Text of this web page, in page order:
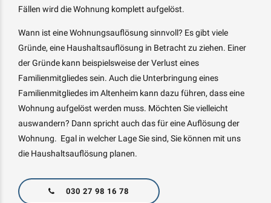
Fällen wird die Wohnung komplett aufgelöst.
Wann ist eine Wohnungsauflösung sinnvoll? Es gibt viele
Gründe, eine Haushaltsauflösung in Betracht zu ziehen. Einer
der Gründe kann beispielsweise der Verlust eines
Familienmitgliedes sein. Auch die Unterbringung eines
Familienmitgliedes im Altenheim kann dazu führen, dass eine
Wohnung aufgelöst werden muss. Möchten Sie vielleicht
auswandern? Dann spricht auch das für eine Auflösung der
Wohnung. Egal in welcher Lage Sie sind, Sie können mit uns
die Haushaltsauflösung planen.
030 27 98 16 78